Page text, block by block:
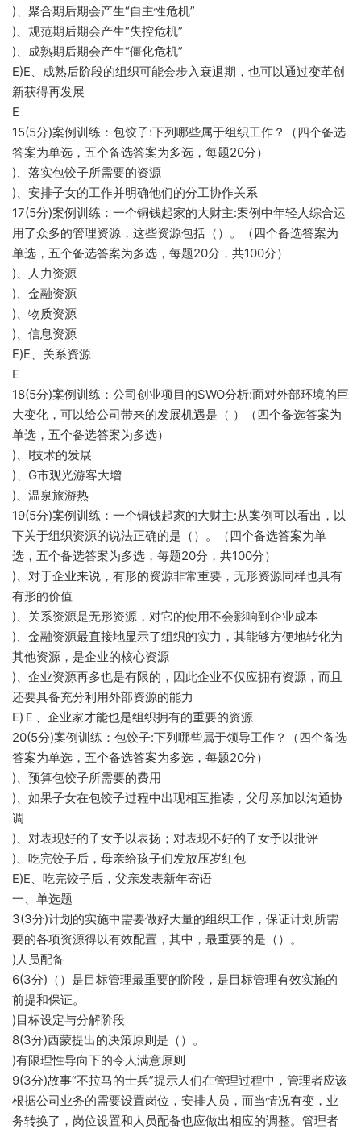
)、聚合期后期会产生“自主性危机”
)、规范期后期会产生“失控危机”
)、成熟期后期会产生“僵化危机”
E)E、成熟后阶段的组织可能会步入衰退期，也可以通过变革创
新获得再发展
E
15(5分)案例训练：包饺子:下列哪些属于组织工作？（四个备选
答案为单选，五个备选答案为多选，每题20分）
)、落实包饺子所需要的资源
)、安排子女的工作并明确他们的分工协作关系
17(5分)案例训练：一个铜钱起家的大财主:案例中年轻人综合运
用了众多的管理资源，这些资源包括（）。（四个备选答案为
单选，五个备选答案为多选，每题20分，共100分）
)、人力资源
)、金融资源
)、物质资源
)、信息资源
E)E、关系资源
E
18(5分)案例训练：公司创业项目的SWO分析:面对外部环境的巨
大变化，可以给公司带来的发展机遇是（ ）（四个备选答案为
单选，五个备选答案为多选）
)、I技术的发展
)、G市观光游客大增
)、温泉旅游热
19(5分)案例训练：一个铜钱起家的大财主:从案例可以看出，以
下关于组织资源的说法正确的是（）。（四个备选答案为单
选，五个备选答案为多选，每题20分，共100分）
)、对于企业来说，有形的资源非常重要，无形资源同样也具有
有形的价值
)、关系资源是无形资源，对它的使用不会影响到企业成本
)、金融资源最直接地显示了组织的实力，其能够方便地转化为
其他资源，是企业的核心资源
)、企业资源再多也是有限的，因此企业不仅应拥有资源，而且
还要具备充分利用外部资源的能力
E)Ｅ、企业家才能也是组织拥有的重要的资源
20(5分)案例训练：包饺子:下列哪些属于领导工作？（四个备选
答案为单选，五个备选答案为多选，每题20分）
)、预算包饺子所需要的费用
)、如果子女在包饺子过程中出现相互推诿，父母亲加以沟通协
调
)、对表现好的子女予以表扬；对表现不好的子女予以批评
)、吃完饺子后，母亲给孩子们发放压岁红包
E)E、吃完饺子后，父亲发表新年寄语
一、单选题
3(3分)计划的实施中需要做好大量的组织工作，保证计划所需
要的各项资源得以有效配置，其中，最重要的是（）。
)人员配备
6(3分)（）是目标管理最重要的阶段，是目标管理有效实施的
前提和保证。
)目标设定与分解阶段
8(3分)西蒙提出的决策原则是（）。
)有限理性导向下的令人满意原则
9(3分)故事“不拉马的士兵”提示人们在管理过程中，管理者应该
根据公司业务的需要设置岗位，安排人员，而当情况有变，业
务转换了，岗位设置和人员配备也应做出相应的调整。管理者